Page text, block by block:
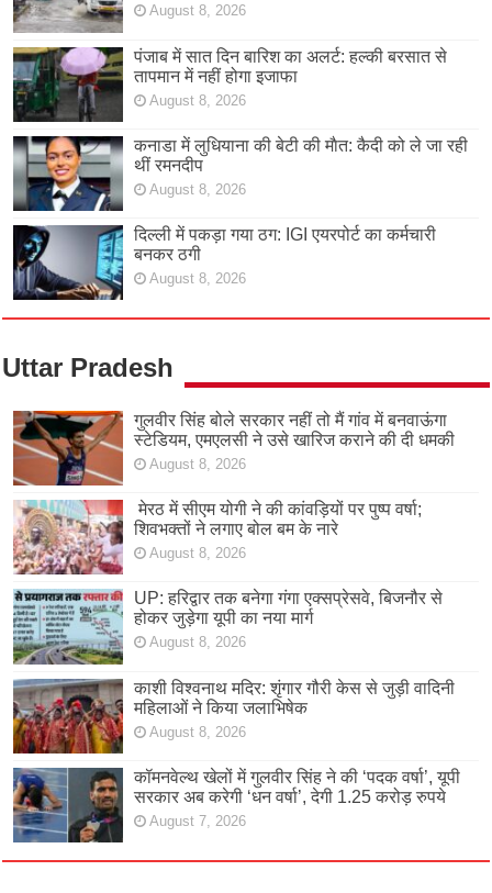
August 8, 2026
पंजाब में सात दिन बारिश का अलर्ट: हल्की बरसात से
तापमान में नहीं होगा इजाफा
August 8, 2026
कनाडा में लुधियाना की बेटी की माैत: कैदी को ले जा रही
थीं रमनदीप
August 8, 2026
दिल्ली में पकड़ा गया ठग: IGI एयरपोर्ट का कर्मचारी
बनकर ठगी
August 8, 2026
Uttar Pradesh
गुलवीर सिंह बोले सरकार नहीं तो मैं गांव में बनवाऊंगा
स्टेडियम, एमएलसी ने उसे खारिज कराने की दी धमकी
August 8, 2026
मेरठ में सीएम योगी ने की कांवड़ियों पर पुष्प वर्षा;
शिवभक्तों ने लगाए बोल बम के नारे
August 8, 2026
UP: हरिद्वार तक बनेगा गंगा एक्सप्रेसवे, बिजनौर से
होकर जुड़ेगा यूपी का नया मार्ग
August 8, 2026
काशी विश्वनाथ मदिर: शृंगार गौरी केस से जुड़ी वादिनी
महिलाओं ने किया जलाभिषेक
August 8, 2026
कॉमनवेल्थ खेलों में गुलवीर सिंह ने की ‘पदक वर्षा’, यूपी
सरकार अब करेगी ‘धन वर्षा’, देगी 1.25 करोड़ रुपये
August 7, 2026